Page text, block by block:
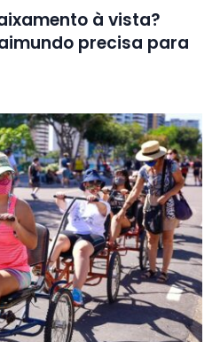
à vista?
precisa para